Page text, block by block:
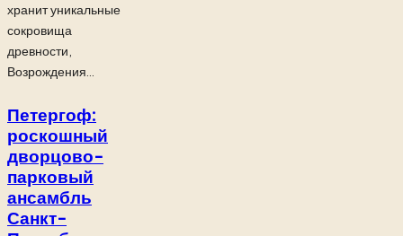
хранит уникальные
сокровища
древности,
Возрождения...
Петергоф:
роскошный
дворцово-
парковый
ансамбль
Санкт-